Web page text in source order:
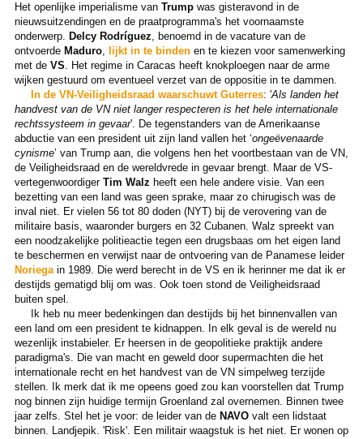
Het openlijke imperialisme van Trumpwas gisteravond in de
nieuwsuitzendingen en de praatprogramma's het voornaamste
onderwerp. Delcy Rodríguez, benoemd in de vacature van de
ontvoerde Maduro, lijkt in te bindenen te kiezen voor samenwerking
met de VS. Het regime in Caracas heeft knokploegen naar de arme
wijken gestuurd om eventueel verzet van de oppositie in te dammen.
In de VN-Veiligheidsraad waarschuwt Guterres: 'Als landen het
handvest van de VN niet langer respecteren is het hele internationale
rechtssysteem in gevaar'. De tegenstanders van de Amerikaanse
abductie van een president uit zijn land vallen het ‘ongeëvenaarde
cynisme’ van Trump aan, die volgens hen het voortbestaan van de VN,
de Veiligheidsraad en de wereldvrede in gevaar brengt. Maar de VS-
vertegenwoordiger Tim Walz heeft een hele andere visie. Van een
bezetting van een land was geen sprake, maar zo chirugisch was de
inval niet. Er vielen 56 tot 80 doden (NYT) bij de verovering van de
militaire basis, waaronder burgers en 32 Cubanen. Walz spreekt van
een noodzakelijke politieactie tegen een drugsbaas om het eigen land
te beschermen en verwijst naar de ontvoering van de Panamese leider
Noriegain 1989. Die werd berecht in de VS en ik herinner me dat ik er
destijds gematigd blij om was. Ook toen stond de Veiligheidsraad
buiten spel.
Ik heb nu meer bedenkingen dan destijds bij het binnenvallen van
een land om een president te kidnappen. In elk geval is de wereld nu
wezenlijk instabieler. Er heersen in de geopolitieke praktijk andere
paradigma's. Die van macht en geweld door supermachten die het
internationale recht en het handvest van de VN simpelweg terzijde
stellen. Ik merk dat ik me opeens goed zou kan voorstellen dat Trump
nog binnen zijn huidige termijn Groenland zal overnemen. Binnen twee
jaar zelfs. Stel het je voor: de leider van de NAVOvalt een lidstaat
binnen. Landjepik. 'Risk'. Een militair waagstuk is het niet. Er wonen op